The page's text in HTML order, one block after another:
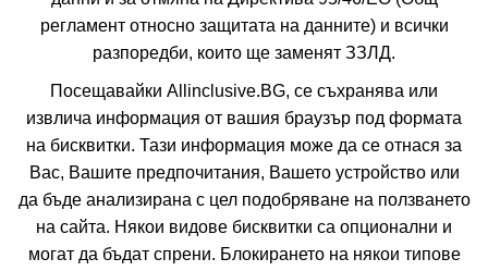
❮ ❯
регламент относно защитата на данните) и всички
разпоредби, които ще заменят ЗЗЛД.
Посещавайки Allinclusive.BG, се съхранява или
извлича информация от вашия браузър под формата
на бисквитки. Тази информация може да се отнася за
Вас, Вашите предпочитания, Вашето устройство или
да бъде анализирана с цел подобряване на ползването
на сайта. Някои видове бисквитки са опционални и
могат да бъдат спрени. Блокирането на някои типове